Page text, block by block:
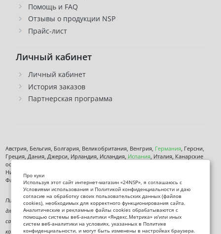
Помощь и FAQ
Отзывы о продукции NSP
Прайс-лист
Личный кабинет
Личный кабинет
История заказов
Партнерская программа
Австрия, Бельгия, Болгария, Великобритания, Венгрия, Германия, Герсни,
Греция, Дания, Джерси, Ирландия, Исландия, Испания, Италия, Канарские
острова, Кипр, Латвия, Литва, Лихтенштейн, Люксембург, Мальта, Монако,
Нидерланды, Норвегия,
Фарерские острова, Финляндия,
, Хорватия,
Пищевая добавка. Не является лекарственным средством. Не предназначена
для диагностики, лечения или предотвращения заболеваний. Информация на
сайте представлена исключительно в ознакомительных целях и не заменяет
консультацию специалиста.
Про куки
Используя этот сайт интернет-магазин «24NSP», я соглашаюсь с
Условиями использования и Политикой конфиденциальности и даю
согласие на обработку своих пользовательских данных (файлов
cookies), необходимых для корректного функционирования сайта.
Аналитические и рекламные файлы cookies обрабатываются с
помощью системы веб-аналитики «Яндекс.Метрика» и/или иных
систем веб-аналитики на условиях, указанных в Политике
конфиденциальности, и могут быть изменены в настройках браузера.